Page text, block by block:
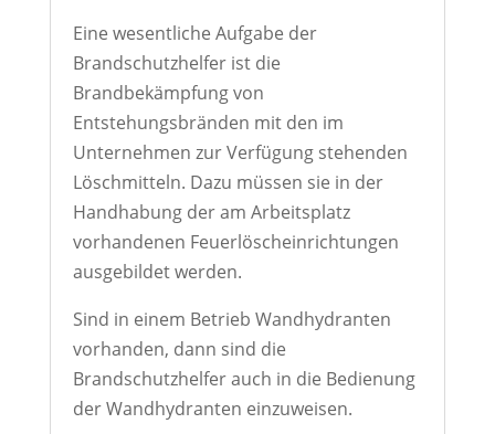
Eine wesentliche Aufgabe der
Brandschutzhelfer ist die
Brandbekämpfung von
Entstehungsbränden mit den im
Unternehmen zur Verfügung stehenden
Löschmitteln. Dazu müssen sie in der
Handhabung der am Arbeitsplatz
vorhandenen Feuerlöscheinrichtungen
ausgebildet werden.
Sind in einem Betrieb Wandhydranten
vorhanden, dann sind die
Brandschutzhelfer auch in die Bedienung
der Wandhydranten einzuweisen.